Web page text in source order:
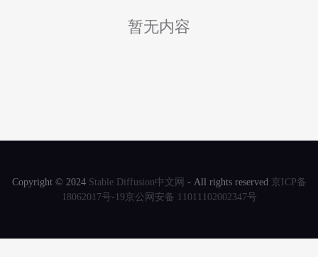
暂无内容
Copyright © 2024 Stable Diffusion中文网 - All rights reserved 京ICP备
18062017号-19 京公网安备 11011102002347号